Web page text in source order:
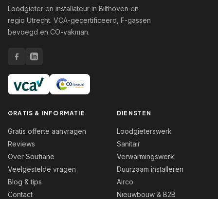
Loodgieter en installateur in Bilthoven en
regio Utrecht. VCA-gecertificeerd, F-gassen
bevoegd en CO-vakman.
GRATIS & INFORMATIE
Gratis offerte aanvragen
Reviews
Over Soufiane
Veelgestelde vragen
Blog & tips
Contact
DIENSTEN
Loodgieterswerk
Sanitair
Verwarmingswerk
Duurzaam installeren
Airco
Nieuwbouw & B2B